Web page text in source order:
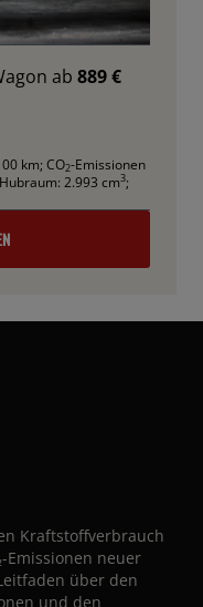
ab 889 €
km; CO2-Emissionen
Hubraum: 2.993 cm3;
Kraftstoffverbrauch
Emissionen neuer
über den
und den